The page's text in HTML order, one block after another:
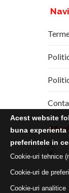
Acest website
buna experienta
preferintele in
Cookie-uri tehnice
Cookie-uri de
Cookie-uri analitice